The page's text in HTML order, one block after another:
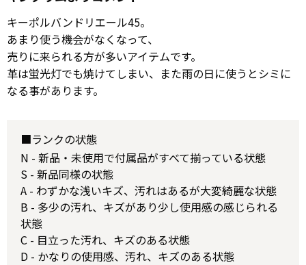
キーポルバンドリエール45。
あまり使う機会がなくなって、
売りに来られる方が多いアイテムです。
革は蛍光灯でも焼けてしまい、また雨の日に使うとシミに
なる事があります。
■ランクの状態
N - 新品・未使用で付属品がすべて揃っている状態
S - 新品同様の状態
A - わずかな浅いキズ、汚れはあるが大変綺麗な状態
B - 多少の汚れ、キズがあり少し使用感の感じられる
状態
C - 目立った汚れ、キズのある状態
D - かなりの使用感、汚れ、キズのある状態